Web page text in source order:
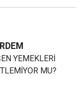
YEMEKLERİ
MU?